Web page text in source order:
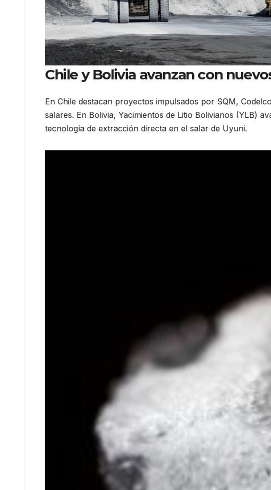
Chile y Bolivia avanzan con
En Chile destacan proyectos impulsados por SQM,
salares. En Bolivia, Yacimientos de Litio Bolivianos (YLB)
tecnología de extracción directa en el salar de Uyuni.